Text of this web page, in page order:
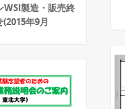
WSI製造・販売終
年9月